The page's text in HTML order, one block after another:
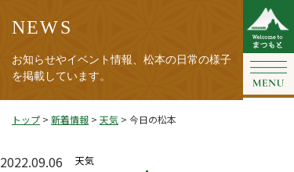
NEWS
お知らせやイベント情報、松本の日常の様子
を掲載しています。
トップ > 新着情報 > 天気 > 今日の松本
2022.09.06 天気